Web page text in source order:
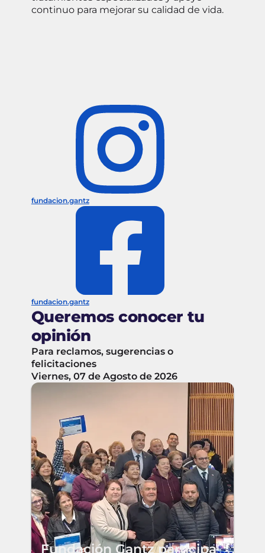
continuo para mejorar su calidad de vida.
fundacion.gantz
fundacion.gantz
Queremos conocer tu
opinión
Para reclamos, sugerencias o
felicitaciones
Viernes, 07 de Agosto de 2026
Fundación Gantz participa